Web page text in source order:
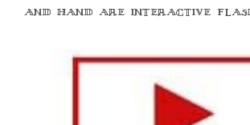
and hand are interactive flash